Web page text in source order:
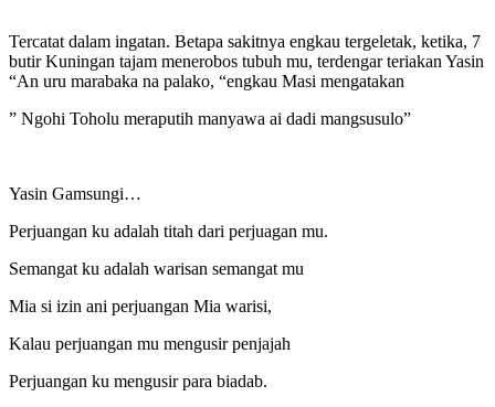
Tercatat dalam ingatan. Betapa sakitnya engkau tergeletak, ketika, 7
butir Kuningan tajam menerobos tubuh mu, terdengar teriakan Yasin
“An uru marabaka na palako, “engkau Masi mengatakan
” Ngohi Toholu meraputih manyawa ai dadi mangsusulo”
Yasin Gamsungi…
Perjuangan ku adalah titah dari perjuagan mu.
Semangat ku adalah warisan semangat mu
Mia si izin ani perjuangan Mia warisi,
Kalau perjuangan mu mengusir penjajah
Perjuangan ku mengusir para biadab.